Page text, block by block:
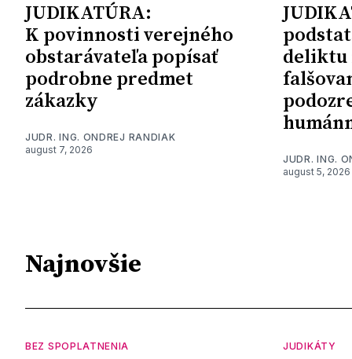
JUDIKATÚRA:
K povinnosti verejného
obstarávateľa popísať
podrobne predmet
zákazky
JUDR. ING. ONDREJ RANDIAK
august 7, 2026
deliktu
JUDR. ING.
august 5, 2026
Najnovšie
BEZ SPOPLATNENIA JUDIKÁTY